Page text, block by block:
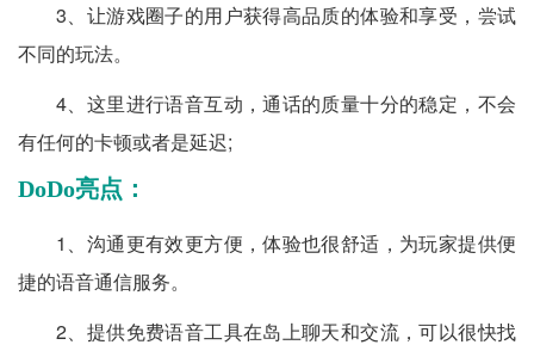
3、让游戏圈子的用户获得高品质的体验和享受，尝试
不同的玩法。
4、这里进行语音互动，通话的质量十分的稳定，不会
有任何的卡顿或者是延迟;
DoDo亮点：
1、沟通更有效更方便，体验也很舒适，为玩家提供便
捷的语音通信服务。
2、提供免费语音工具在岛上聊天和交流，可以很快找